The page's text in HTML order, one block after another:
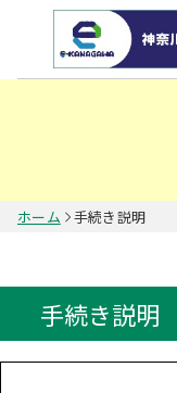
ホーム 手続き説明
手続き説明